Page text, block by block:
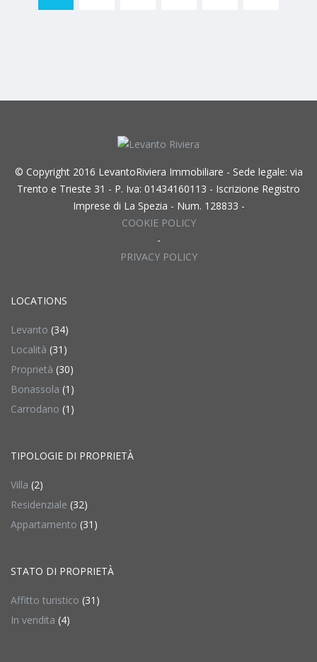
© Copyright 2016 LevantoRiviera Immobiliare - Sede legale: via
Trento e Trieste 31 - P. Iva: 01434160113 - Iscrizione Registro
Imprese di La Spezia - Num. 128833 -
COOKIE POLICY
-
PRIVACY POLICY
LOCATIONS
Levanto (34)
Località (31)
Proprietà (30)
Bonassola (1)
Carrodano (1)
TIPOLOGIE DI PROPRIETÀ
Villa (2)
Residenziale (32)
Appartamento (31)
STATO DI PROPRIETÀ
Affitto turistico (31)
In vendita (4)